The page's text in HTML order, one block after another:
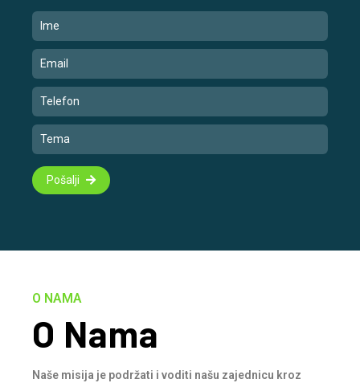
Pošalji
O NAMA
O Nama
Naše misija je podržati i voditi našu zajednicu kroz